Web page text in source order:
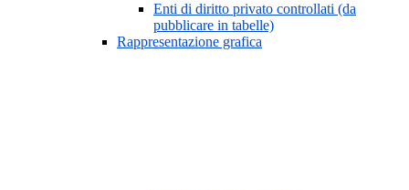
Enti di diritto privato controllati (da
pubblicare in tabelle)
Rappresentazione grafica